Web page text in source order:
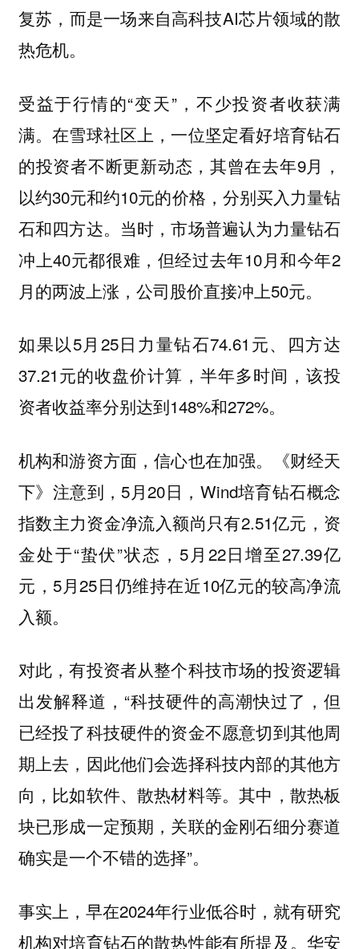
复苏，而是一场来自高科技AI芯片领域的散
热危机。
受益于行情的“变天”，不少投资者收获满
满。在雪球社区上，一位坚定看好培育钻石
的投资者不断更新动态，其曾在去年9月，
以约30元和约10元的价格，分别买入力量钻
石和四方达。当时，市场普遍认为力量钻石
冲上40元都很难，但经过去年10月和今年2
月的两波上涨，公司股价直接冲上50元。
如果以5月25日力量钻石74.61元、四方达
37.21元的收盘价计算，半年多时间，该投
资者收益率分别达到148%和272%。
机构和游资方面，信心也在加强。《财经天
下》注意到，5月20日，Wind培育钻石概念
指数主力资金净流入额尚只有2.51亿元，资
金处于“蛰伏”状态，5月22日增至27.39亿
元，5月25日仍维持在近10亿元的较高净流
入额。
对此，有投资者从整个科技市场的投资逻辑
出发解释道，“科技硬件的高潮快过了，但
已经投了科技硬件的资金不愿意切到其他周
期上去，因此他们会选择科技内部的其他方
向，比如软件、散热材料等。其中，散热板
块已形成一定预期，关联的金刚石细分赛道
确实是一个不错的选择”。
事实上，早在2024年行业低谷时，就有研究
机构对培育钻石的散热性能有所提及。华安